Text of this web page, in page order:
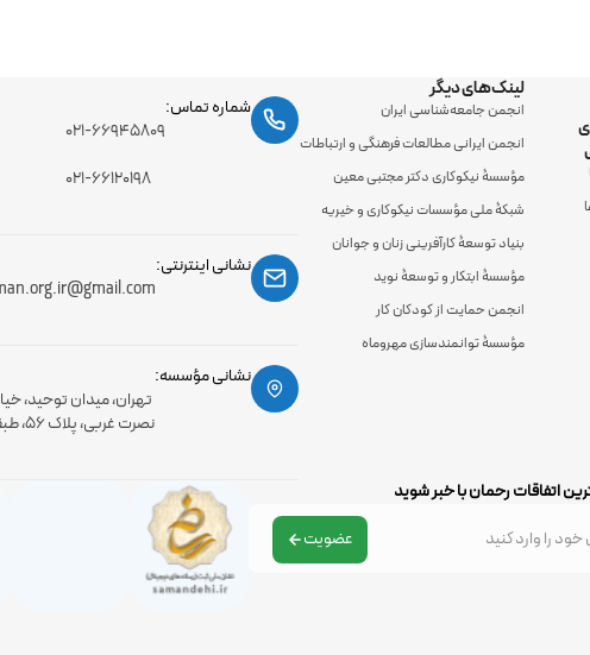
لینک‌های دیگر
انجمن جامعه‌شناسی ایران
انجمن ایرانی مطالعات فرهنگی و ارتباطات
مؤسسۀ نیکوکاری دکتر مجتبی معین
شبکۀ ملی مؤسسات نیکوکاری و خیریه
بنیاد توسعۀ کارآفرینی زنان و جوانان
مؤسسۀ ابتکار و توسعۀ نوید
انجمن حمایت از کودکان کار
مؤسسۀ توانمندسازی مهروماه
شماره تماس:
۰۲۱-۶۶۹۴۵۸۰۹
۰۲۱-۶۶۱۲۰۱۹۸
نشانی اینترنتی:
نشانی مؤسسه:
تهران، میدان توحید،
نصرت غربی، پلاک 56، طبقه اول
اتفاقات رحمان با خبر شوید
عضویت